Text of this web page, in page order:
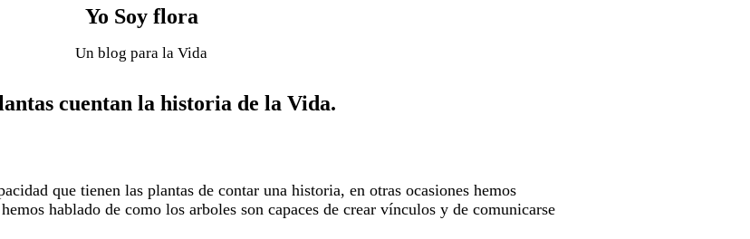
Yo Soy flora
Un blog para la Vida
cuentan la historia de la Vida.
que tienen las plantas de contar una historia, en otras ocasiones hemos
hablado de como los arboles son capaces de crear vínculos y de comunicarse